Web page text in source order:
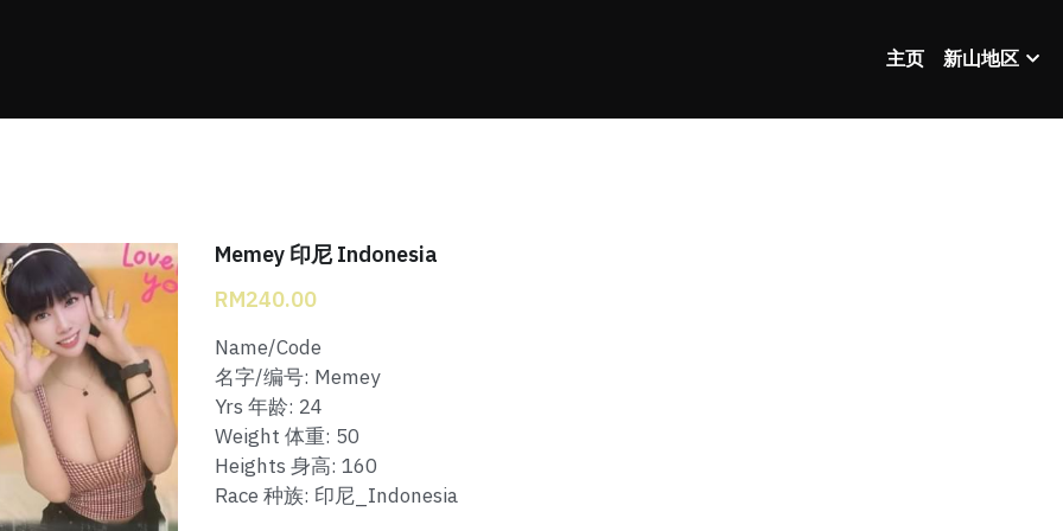
主页 新山地区
Memey 印尼 Indonesia
RM240.00
Name/Code
名字/编号: Memey
Yrs 年龄: 24
Weight 体重: 50
Heights 身高: 160
Race 种族: 印尼_Indonesia